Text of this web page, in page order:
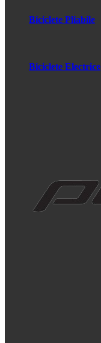
Biciclete Pliabile
Biciclete Electrice